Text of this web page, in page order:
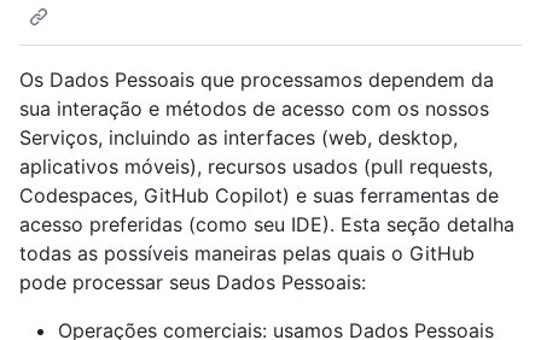
Os Dados Pessoais que processamos dependem da
sua interação e métodos de acesso com os nossos
Serviços, incluindo as interfaces (web, desktop,
aplicativos móveis), recursos usados (pull requests,
Codespaces, GitHub Copilot) e suas ferramentas de
acesso preferidas (como seu IDE). Esta seção detalha
todas as possíveis maneiras pelas quais o GitHub
pode processar seus Dados Pessoais:
Operações comerciais: usamos Dados Pessoais